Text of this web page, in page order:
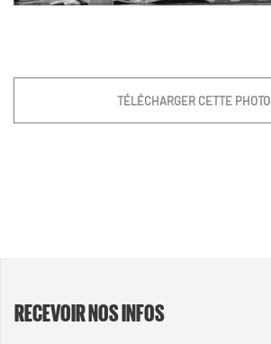
TÉLÉCHARGER CETTE PHOTO
RECEVOIR NOS INFOS